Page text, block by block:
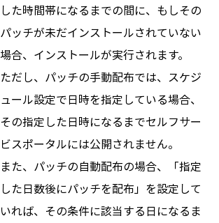
した時間帯になるまでの間に、もしその
パッチが未だインストールされていない
場合、インストールが実行されます。
ただし、パッチの手動配布では、スケジ
ュール設定で日時を指定している場合、
その指定した日時になるまでセルフサー
ビスポータルには公開されません。
また、パッチの自動配布の場合、「指定
した日数後にパッチを配布」を設定して
いれば、その条件に該当する日になるま